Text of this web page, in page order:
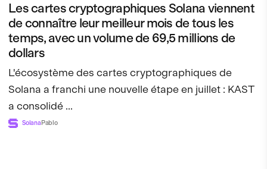
Les cartes cryptographiques Solana viennent
de connaître leur meilleur mois de tous les
temps, avec un volume de 69,5 millions de
dollars
L'écosystème des cartes cryptographiques de
Solana a franchi une nouvelle étape en juillet : KAST
a consolidé ...
Solana Pablo